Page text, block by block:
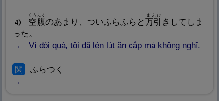
4 空腹
くうふく
のあまり、ついふらふらと万
Nghĩa: Mười nghìn, một vạn,
引
まんび
きしてしま
った。
Vì đói quá, tôi đã lén lút ăn cắp mà không nghĩ.
関 ふらつく